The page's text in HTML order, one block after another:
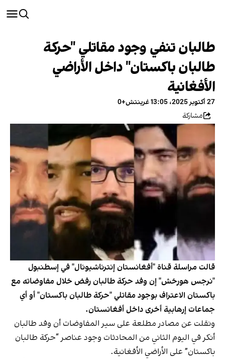
طالبان تنفي وجود مقاتلي "حركة
طالبان باكستان" داخل الأراضي
الأفغانية
27 أكتوبر 2025، 13:05 غرينتش+0
مشاركة
قالت مراسلة قناة "أفغانستان إنترناشيونال" في إسطنبول
"نرجس هورخش" إن وفد حركة طالبان رفض خلال مفاوضاته مع
باكستان الاعتراف بوجود مقاتلي "حركة طالبان باكستان" أو أي
جماعات إرهابية أخرى داخل أفغانستان.
ونقلت عن مصادر مطلعة على سير المفاوضات أن وفد طالبان
أنكر في اليوم الثاني من المحادثات وجود عناصر “حركة طالبان
باكستان” على الأراضي الأفغانية.